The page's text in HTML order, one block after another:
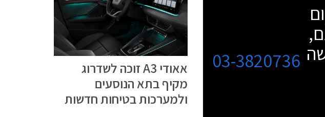
03-3820736
אאודי A3 זוכה לשדרוג
מקיף בתא הנוסעים
ולמערכות בטיחות חדשות